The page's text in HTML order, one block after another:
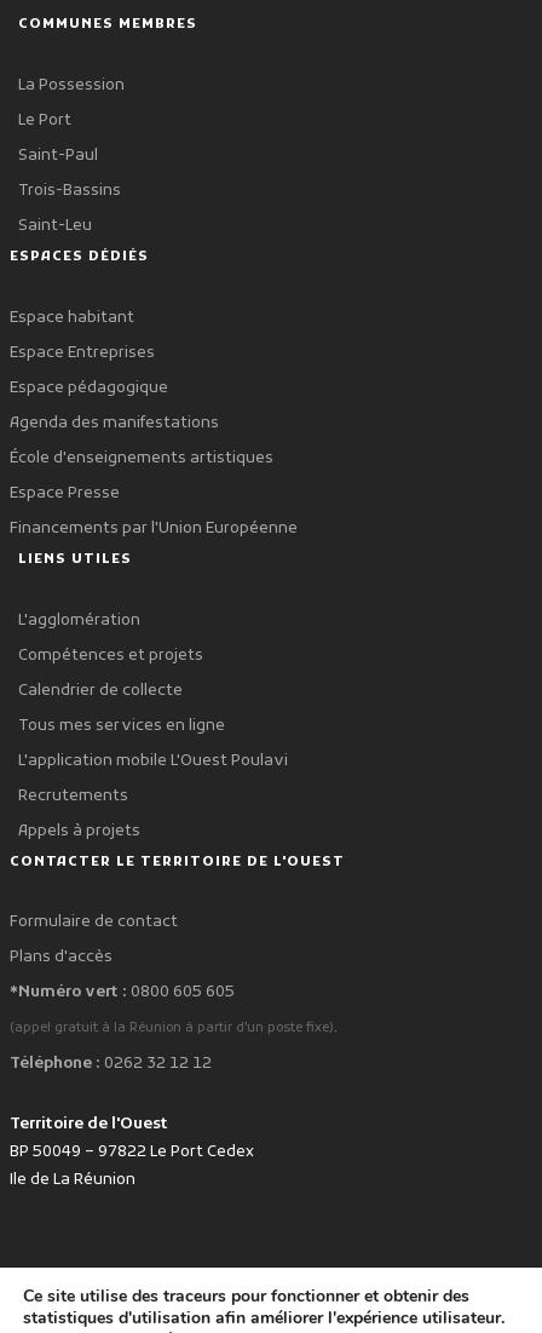
COMMUNES MEMBRES
La Possession
Le Port
Saint-Paul
Trois-Bassins
Saint-Leu
ESPACES DÉDIÉS
Espace habitant
Espace Entreprises
Espace pédagogique
Agenda des manifestations
École d'enseignements artistiques
Espace Presse
Financements par l'Union Européenne
LIENS UTILES
L'agglomération
Compétences et projets
Calendrier de collecte
Tous mes services en ligne
L'application mobile L'Ouest Poulavi
Recrutements
Appels à projets
CONTACTER LE TERRITOIRE DE L'OUEST
Formulaire de contact
Plans d'accès
*Numéro vert : 0800 605 605
(appel gratuit à la Réunion à partir d'un poste fixe).
Téléphone : 0262 32 12 12
Territoire de l'Ouest
BP 50049 – 97822 Le Port Cedex
Ile de La Réunion
Développé avec favoritepar le Territoire de l'Ouest © www.tco.re -2026.
Politique de protection des données personnelles
Mentions légales
Ce site utilise des traceurs pour fonctionner et obtenir des
statistiques d'utilisation afin améliorer l'expérience utilisateur.